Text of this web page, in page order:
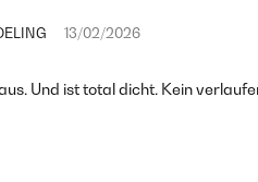
13/02/2026
Und ist total dicht. Kein